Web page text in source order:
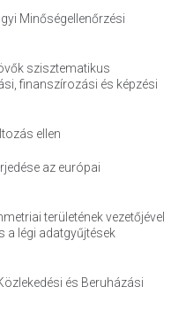
Minőségellenőrzési
szisztematikus
finanszírozási és képzési
ellen
az európai
területének vezetőjével
a légi adatgyűjtések
és Beruházási